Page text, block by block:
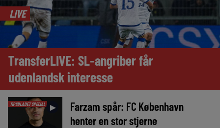
LIVE
TransferLIVE: SL-angriber får
udenlandsk interesse
TIPSBLADET SPECIAL ►
Farzam spår: FC København
henter en stor stjerne